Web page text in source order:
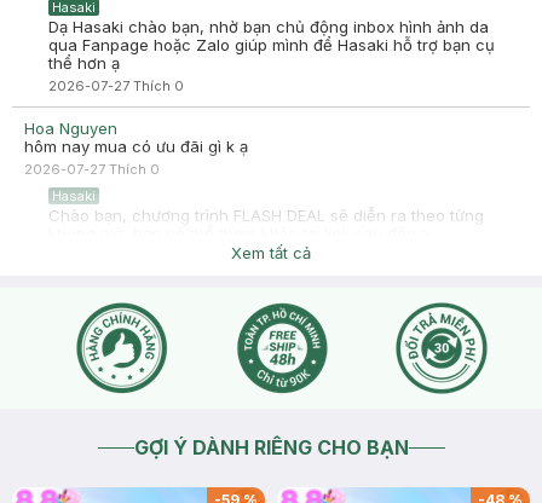
Hasaki
Dạ Hasaki chào bạn, nhờ bạn chủ động inbox hình ảnh da
qua Fanpage hoặc Zalo giúp mình để Hasaki hỗ trợ bạn cụ
thể hơn ạ
2026-07-27 Thích 0
Hoa Nguyen
hôm nay mua có ưu đãi gì k ạ
2026-07-27 Thích 0
Hasaki
Chào bạn, chương trình FLASH DEAL sẽ diễn ra theo từng
https://hasaki.vn/deals-dang-dien-ra.html?
Xem tất cả
GỢI Ý DÀNH RIÊNG CHO BẠN